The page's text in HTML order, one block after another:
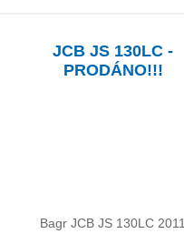
JCB JS 130LC -
PRODÁNO!!!
Bagr JCB JS 130LC 2011